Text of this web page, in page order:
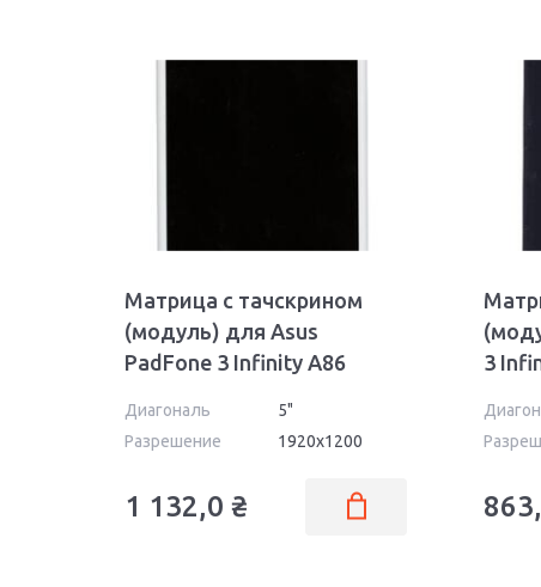
Матрица с тачскрином
(модуль) для Asus
PadFone 3 Infinity A86
Диагональ
5"
Разрешение
1920x1200
1 132,0 ₴
3